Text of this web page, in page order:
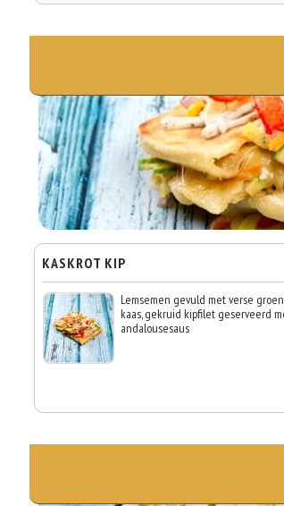
KASKROT KIP
Lemsemen gevuld met verse
kaas, gekruid kipfilet geserveerd
andalousesaus